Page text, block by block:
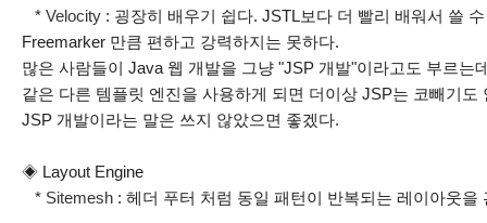
* Velocity : 굉장히 배우기 쉽다. JSTL보다 더 빨리 배워서 쓸
Freemarker 만큼 편하고 강력하지는 못하다.
많은 사람들이 Java 웹 개발을 그냥 "JSP 개발"이라고도 부르는
같은 다른 템플릿 엔진을 사용하게 되면 더이상 JSP는 코빼기
JSP 개발이라는 말은 쓰지 않았으면 좋겠다.
◈ Layout Engine
* Sitemesh : 헤더 푸터 처럼 동일 패턴이 반복되는 레이아웃을